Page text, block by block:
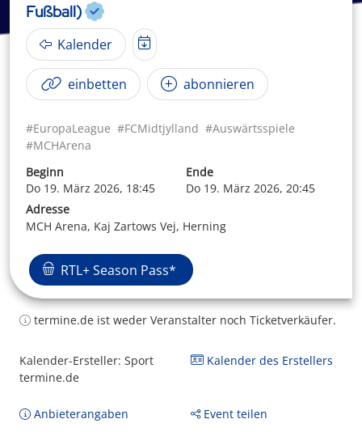
Fußball)
Kalender
einbetten abonnieren
#EuropaLeague #FCMidtjylland #Auswärtsspiele
#MCHArena
Beginn
Do 19. März 2026, 18:45
Ende
Do 19. März 2026, 20:45
Adresse
MCH Arena, Kaj Zartows Vej, Herning
RTL+ Season Pass*
termine.de ist weder Veranstalter noch Ticketverkäufer.
Kalender-Ersteller: Sport
termine.de
Kalender des Erstellers
Anbieterangaben Event teilen